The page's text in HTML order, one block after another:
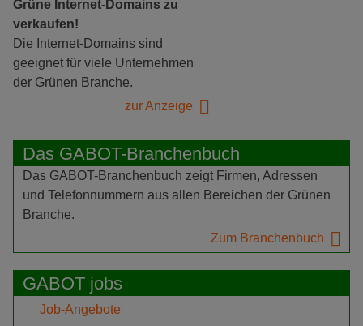
Grüne Internet-Domains zu
verkaufen!
Die Internet-Domains sind
geeignet für viele Unternehmen
der Grünen Branche.
zur Anzeige
Das GABOT-Branchenbuch
Das GABOT-Branchenbuch zeigt Firmen, Adressen
und Telefonnummern aus allen Bereichen der Grünen
Branche.
Zum Branchenbuch
GABOT jobs
Job-Angebote